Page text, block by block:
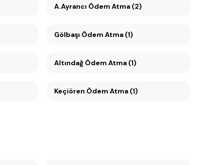
A.Ayrancı Ödem Atma (2)
Gölbaşı Ödem Atma (1)
Altındağ Ödem Atma (1)
Keçiören Ödem Atma (1)